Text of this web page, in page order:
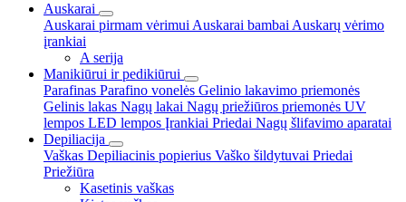
Auskarai
Auskarai pirmam vėrimui Auskarai bambai Auskarų vėrimo
įrankiai
A serija
Manikiūrui ir pedikiūrui
Parafinas Parafino vonelės Gelinio lakavimo priemonės
Gelinis lakas Nagų lakai Nagų priežiūros priemonės UV
lempos LED lempos Įrankiai Priedai Nagų šlifavimo aparatai
Depiliacija
Vaškas Depiliacinis popierius Vaško šildytuvai Priedai
Priežiūra
Kasetinis vaškas